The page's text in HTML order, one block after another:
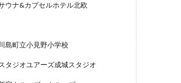
ウナ&カプセルホテル北欧
川島町立小見野小学校
スタジオユアーズ成城スタジオ